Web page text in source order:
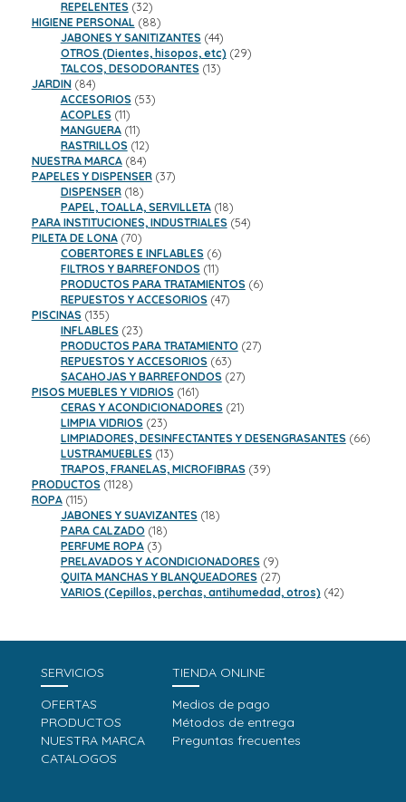
REPELENTES 3232
productos
HIGIENE PERSONAL 8888
productos
JABONES Y SANITIZANTES 4444
productos
OTROS (Dientes, hisopos, etc) 2929
TALCOS, DESODORANTES 1313
JARDIN 8484
productos
ACCESORIOS 5353
ACOPLES 1111
productos
MANGUERA 1111
productos
RASTRILLOS 1212
productos
NUESTRA MARCA 8484
productos
PAPELES Y DISPENSER 3737
DISPENSER 1818
productos
PAPEL, TOALLA, SERVILLETA 1818
productos
PARA INSTITUCIONES, INDUSTRIALES 5454
PILETA DE LONA 7070
productos
COBERTORES E INFLABLES 66
productos
FILTROS Y BARREFONDOS 1111
productos
PRODUCTOS PARA TRATAMIENTOS 66
REPUESTOS Y ACCESORIOS 4747
PISCINAS 135135
productos
INFLABLES 2323
productos
PRODUCTOS PARA TRATAMIENTO 2727
REPUESTOS Y ACCESORIOS 6363
productos
SACAHOJAS Y BARREFONDOS 2727
PISOS MUEBLES Y VIDRIOS 161161
productos
CERAS Y ACONDICIONADORES 2121
LIMPIA VIDRIOS 2323
productos
LIMPIADORES, DESINFECTANTES Y DESENGRASANTES 6666
LUSTRAMUEBLES 1313
productos
TRAPOS, FRANELAS, MICROFIBRAS 3939
PRODUCTOS 11281128
ROPA 115115
productos
JABONES Y SUAVIZANTES 1818
PARA CALZADO 1818
PERFUME ROPA 33
productos
PRELAVADOS Y ACONDICIONADORES 99
productos
QUITA MANCHAS Y BLANQUEADORES 2727
productos
VARIOS (Cepillos, perchas, antihumedad, otros) 4242
SERVICIOS
OFERTAS
PRODUCTOS
NUESTRA MARCA
CATALOGOS
TIENDA ONLINE
Medios de pago
Métodos de entrega
Preguntas frecuentes